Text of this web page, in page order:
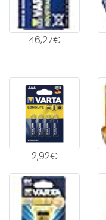
46,27€
2,92€